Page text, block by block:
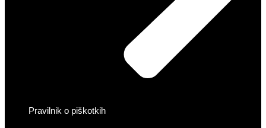
Pravilnik o piškotkih